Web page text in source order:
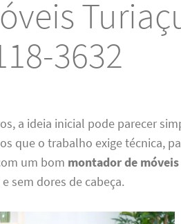
3632
a ideia inicial pode parecer
que o trabalho exige técnica,
um bom montador de
sem dores de cabeça.